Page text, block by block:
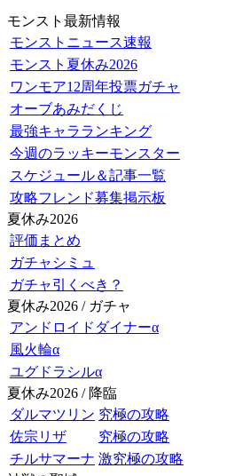
モンスト最新情報
モンストニュース速報
モンスト夏休み2026
ワンモア12周年投票ガチャ
オーブあみだくじ
最強キャラランキング
今週のラッキーモンスター
スケジュール＆記事一覧
攻略フレンド募集掲示板
夏休み2026
評価まとめ
ガチャシミュ
ガチャ引くべき？
夏休み2026 / ガチャ
アンドロイドダイナーα
風火輪α
ユグドラシルα
夏休み2026 / 降臨
ダルマツリン 究極の攻略
佐宗リザ
究極の攻略
チルサマーナ 激究極の攻略